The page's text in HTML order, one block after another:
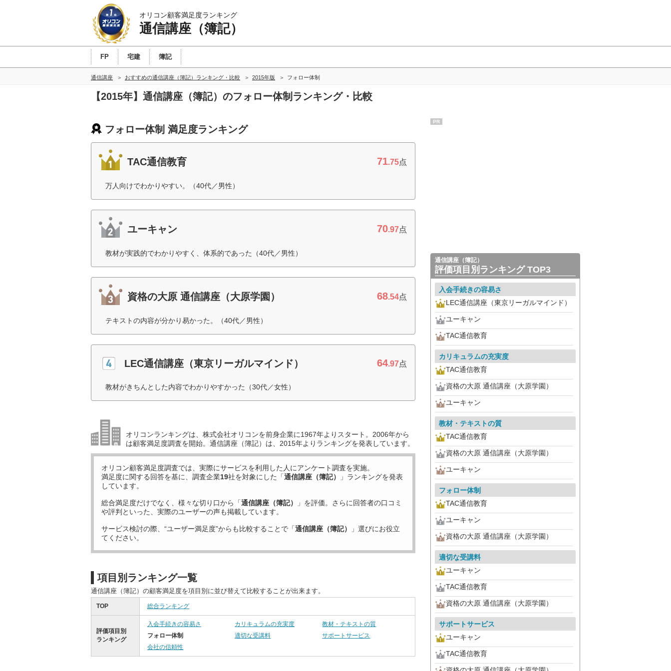
オリコン顧客満足度ランキング
通信講座（簿記）
FP 宅建 簿記
通信講座 おすすめの通信講座（簿記）ランキング・比較 2015年版 フォロー体制
【2015年】通信講座（簿記）のフォロー体制ランキング・比較
フォロー体制 満足度ランキング
TAC通信教育 71.75点
万人向けでわかりやすい。（40代／男性）
ユーキャン 70.97点
教材が実践的でわかりやすく、体系的であった（40代／男性）
資格の大原 通信講座（大原学園） 68.54点
テキストの内容が分かり易かった。（40代／男性）
LEC通信講座（東京リーガルマインド） 64.97点
教材がきちんとした内容でわかりやすかった（30代／女性）
オリコンランキングは、株式会社オリコンを前身企業に1967年よりスタート。2006年から
は顧客満足度調査を開始。通信講座（簿記）は、2015年よりランキングを発表しています。
オリコン顧客満足度調査では、実際にサービスを利用した 人にアンケート調査を実施。
満足度に関する回答を基に、調査企業19社を対象にした「通信講座（簿記）
」ランキングを発表
しています。
総合満足度だけでなく、様々な切り口から「通信講座（簿記）
」を評価。さらに回答者の口コミ
や評判といった、実際のユーザーの声も掲載しています。
サービス検討の際、“ユーザー満足度”からも比較することで「通信講座（簿記）
」選びにお役立
てください。
項目別ランキング一覧
通信講座（簿記）の顧客満足度を項目別に並び替えて比較することが出来ます。
TOP 総合ランキング
評価項目別
ランキング
入会手続きの容易さ カリキュラムの充実度
教材・テキストの質
フォロー体制
適切な受講料
サポートサービス
会社の信頼性
PR
通信講座（簿記）
評価項目別ランキング TOP3
入会手続きの容易さ
LEC通信講座（東京リーガルマインド）
ユーキャン
TAC通信教育
カリキュラムの充実度
TAC通信教育
資格の大原 通信講座（大原学園）
ユーキャン
教材・テキストの質
TAC通信教育
資格の大原 通信講座（大原学園）
ユーキャン
フォロー体制
TAC通信教育
ユーキャン
資格の大原 通信講座（大原学園）
適切な受講料
ユーキャン
TAC通信教育
資格の大原 通信講座（大原学園）
サポートサービス
ユーキャン
TAC通信教育